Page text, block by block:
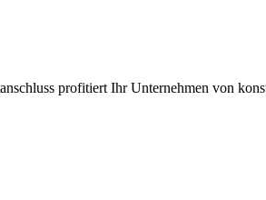
profitiert Ihr Unternehmen von